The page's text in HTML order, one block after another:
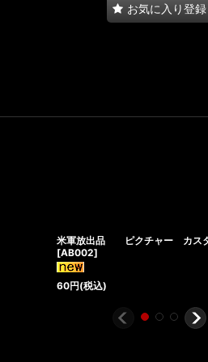
お気に入り登録
米軍放出品 ピクチャー カス
[AB002]
60円(税込)